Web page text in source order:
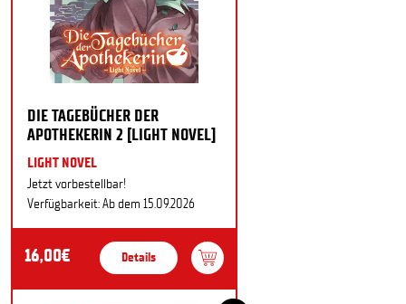
DIE TAGEBÜCHER DER
APOTHEKERIN 2 [LIGHT NOVEL]
LIGHT NOVEL
Jetzt vorbestellbar!
Verfügbarkeit: Ab dem 15.09.2026
16,00€ Details